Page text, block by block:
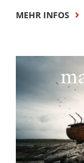
MEHR INFOS